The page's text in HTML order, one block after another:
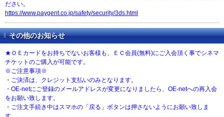
ださい。
https://www.paygent.co.jp/safety/security/3ds.html
その他のお知らせ
★ＯＥカードをお持ちでないお客様も、ＥＣ会員(無料)にご入会頂く事でシネマ
チケットのご購入が可能です。
※ご注意事項※
・ご決済は、クレジット支払いのみとなります。
・OE-netにご登録のメールアドレスが変更になりましたら、OE-netへの再入会
をお願い致します。
・ご注文手続き中はスマホの「戻る」ボタンは押さないようにお願い致しま